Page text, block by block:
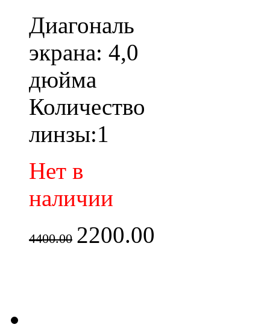
Диагональ
экрана: 4,0
дюйма
Количество
линзы:1
Нет в
наличии
4400.00 2200.00